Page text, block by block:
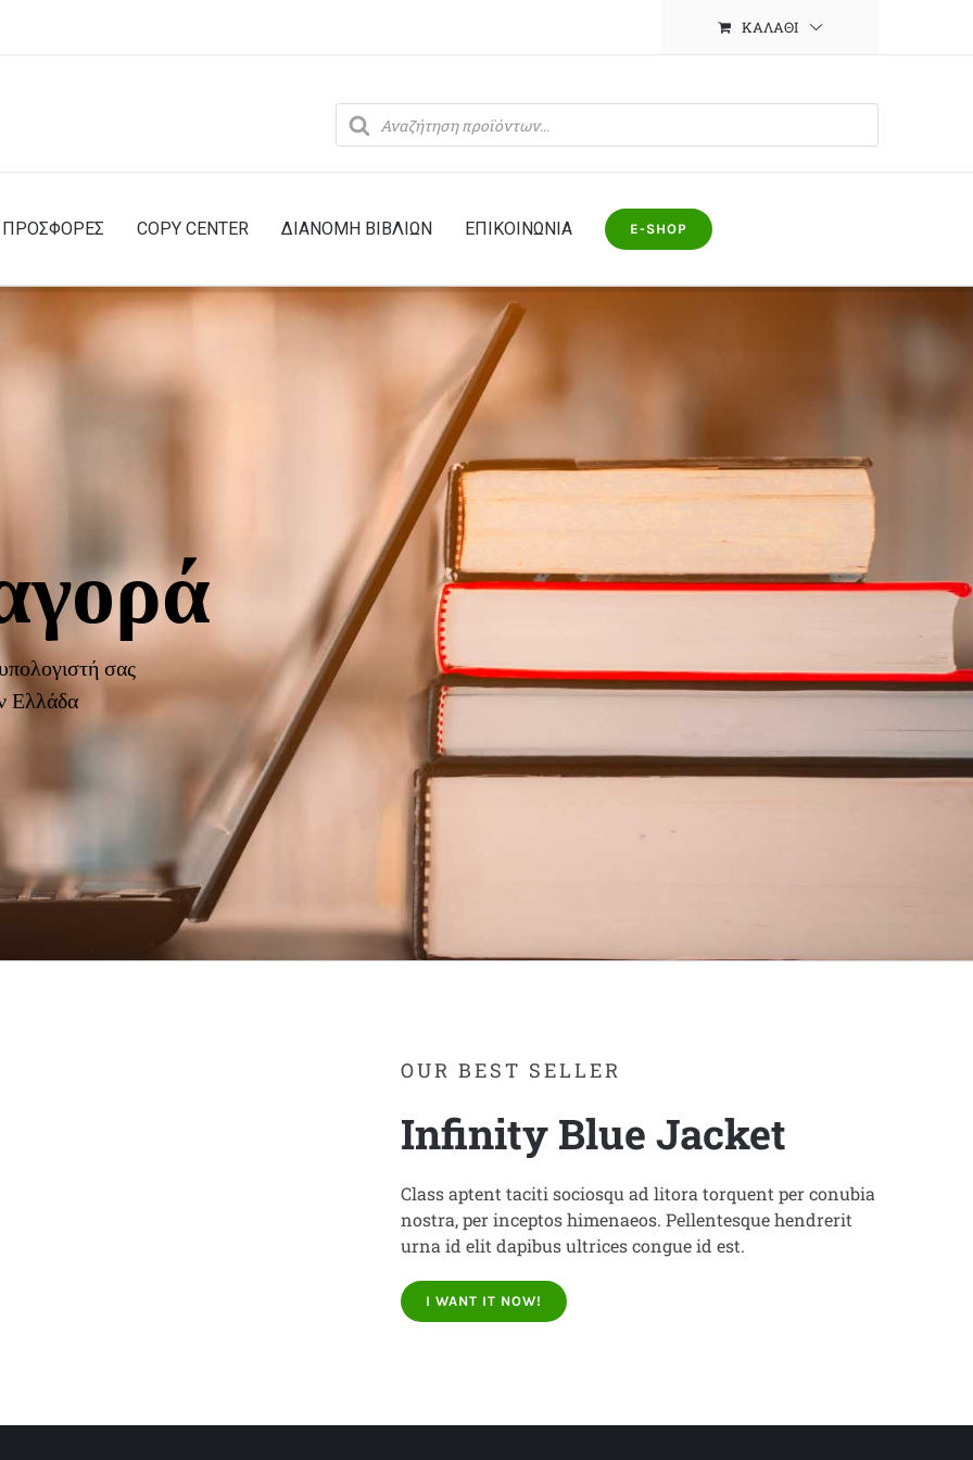
ΚΑΛΆΘΙ
Products
search
ΠΡΟΣΦΟΡΕΣ COPY CENTER ΔΙΑΝΟΜΗ ΒΙΒΛΙΩΝ ΕΠΙΚΟΙΝΩΝΙΑ E-SHOP
σας
Ελλάδα
OUR BEST SELLER
Infinity Blue Jacket
Class aptent taciti sociosqu ad litora torquent per conubia
nostra, per inceptos himenaeos. Pellentesque hendrerit
urna id elit dapibus ultrices congue id est.
I WANT IT NOW!